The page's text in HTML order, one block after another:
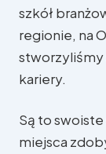
szkół
regionie, na
stworzyliśmy
kariery.
Są to
miejsca